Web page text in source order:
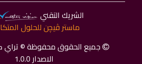
الشريك التقني
ماستر ﭬﻴﭽﻦ للحلول
جميع الحقوق محفوظة © تراي
الاصدار 1.0.0